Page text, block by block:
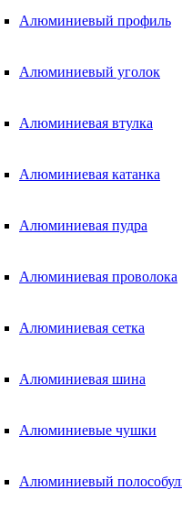
Алюминиевый профиль
Алюминиевый уголок
Алюминиевая втулка
Алюминиевая катанка
Алюминиевая пудра
Алюминиевая проволока
Алюминиевая сетка
Алюминиевая шина
Алюминиевые чушки
Алюминиевый